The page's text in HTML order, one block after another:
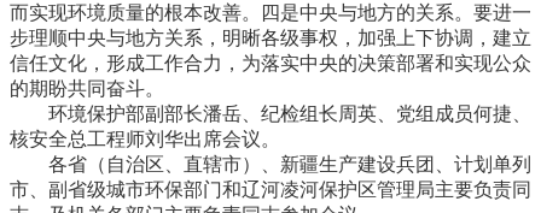
而实现环境质量的根本改善。四是中央与地方的关系。要进一
步理顺中央与地方关系，明晰各级事权，加强上下协调，建立
信任文化，形成工作合力，为落实中央的决策部署和实现公众
的期盼共同奋斗。
环境保护部副部长潘岳、纪检组长周英、党组成员何捷、
核安全总工程师刘华出席会议。
各省（自治区、直辖市）、新疆生产建设兵团、计划单列
市、副省级城市环保部门和辽河凌河保护区管理局主要负责同